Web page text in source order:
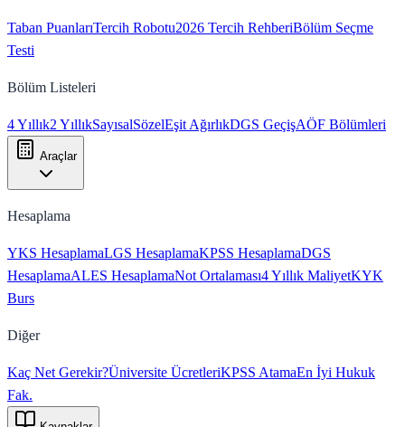
Taban PuanlarıTercih Robotu2026 Tercih RehberiBölüm Seçme
Testi
Bölüm Listeleri
4 Yıllık2 YıllıkSayısalSözelEşit AğırlıkDGS GeçişAÖF Bölümleri
Araçlar
Hesaplama
YKS HesaplamaLGS HesaplamaKPSS HesaplamaDGS
HesaplamaALES HesaplamaNot Ortalaması4 Yıllık MaliyetKYK
Burs
Diğer
Kaç Net Gerekir?Üniversite ÜcretleriKPSS AtamaEn İyi Hukuk
Fak.